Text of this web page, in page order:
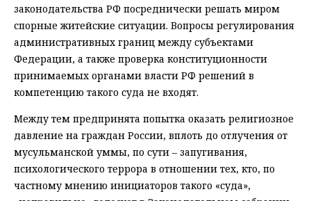
законодательства РФ посреднически решать миром
спорные житейские ситуации. Вопросы регулирования
административных границ между субъектами
Федерации, а также проверка конституционности
принимаемых органами власти РФ решений в
компетенцию такого суда не входят.
Между тем предпринята попытка оказать религиозное
давление на граждан России, вплоть до отлучения от
мусульманской уммы, по сути – запугивания,
психологического террора в отношении тех, кто, по
частному мнению инициаторов такого «суда»,